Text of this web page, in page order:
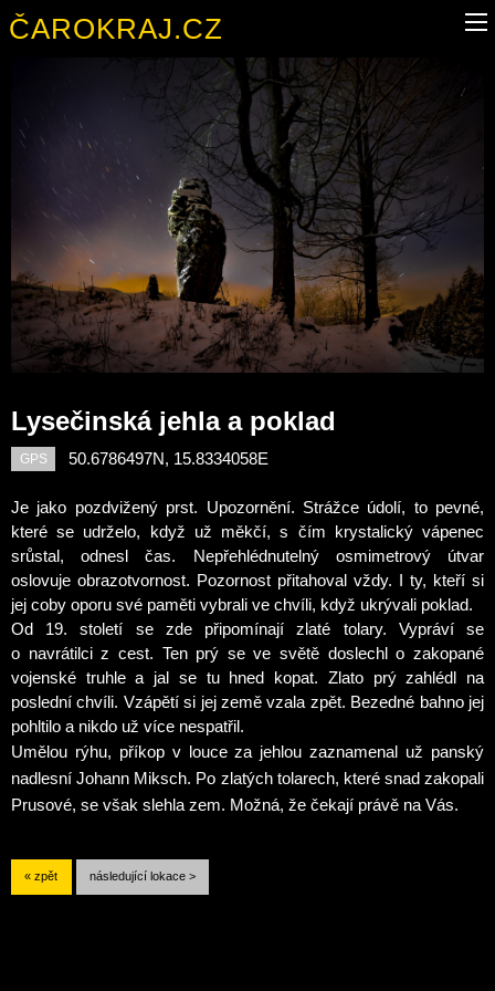
ČAROKRAJ.CZ
Lysečinská jehla a poklad
GPS 50.6786497N, 15.8334058E
Je jako pozdvižený prst. Upozornění. Strážce údolí, to pevné,
které se udrželo, když už měkčí, s čím krystalický vápenec
srůstal, odnesl čas. Nepřehlédnutelný osmimetrový útvar
oslovuje obrazotvornost. Pozornost přitahoval vždy. I ty, kteří si
jej coby oporu své paměti vybrali ve chvíli, když ukrývali poklad.
Od 19. století se zde připomínají zlaté tolary. Vypráví se
o navrátilci z cest. Ten prý se ve světě doslechlo zakopané
vojenské truhle a jal se tu hned kopat. Zlato prý zahlédl na
poslední chvíli. Vzápětí si jej země vzala zpět. Bezedné bahno jej
pohltilo a nikdo už více nespatřil.
Umělou rýhu, příkop v louce za jehlou zaznamenal už panský
nadlesní Johann Miksch. Po zlatých tolarech, které snad zakopali
Prusové, se však slehla zem. Možná, že čekají právě na Vás.
« zpět následující lokace >